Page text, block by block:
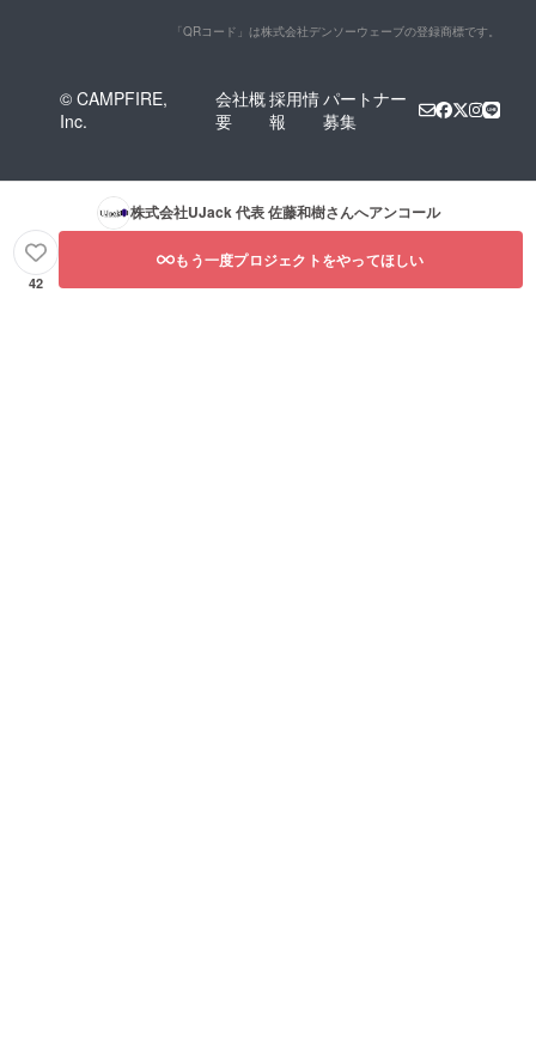
「QRコード」は株式会社デンソーウェーブの登録商標です。
© CAMPFIRE,
Inc.
会社概
要
採用情
報
パートナー
募集
株式会社UJack 代表 佐藤和樹さんへアンコール
42
もう一度プロジェクトをやってほしい